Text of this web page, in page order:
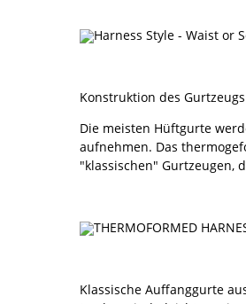
Konstruktion des Gurtzeugs
Die meisten Hüftgurte
aufnehmen. Das
"klassischen" Gurtzeugen,
Klassische Auffanggurte